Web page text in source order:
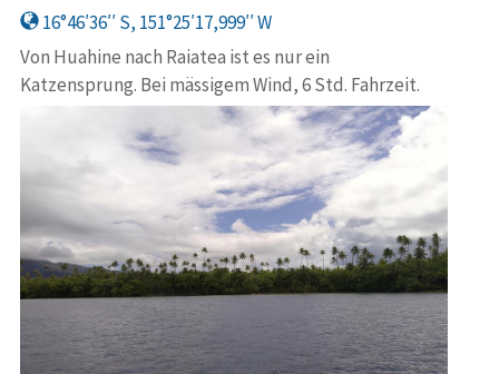
16°46′36′′ S, 151°25′17,999′′ W
Von Huahine nach Raiatea ist es nur ein
Katzensprung. Bei mässigem Wind, 6 Std. Fahrzeit.